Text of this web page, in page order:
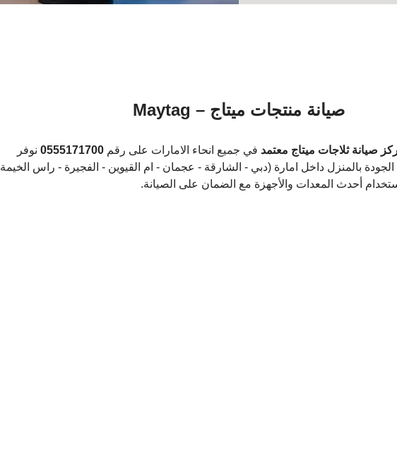
صيانة منتجات ميتاج – Maytag
صيانة ثلاجات ميتاج معتمد في جميع انحاء الامارات على رقم 0555171700 نوفر
بالمنزل داخل امارة (دبي - الشارقة - عجمان - ام القيوين - الفجيرة - راس الخيمة
أحدث المعدات والأجهزة مع الضمان على الصيانة.